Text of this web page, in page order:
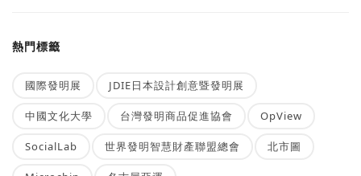
熱門標籤
國際發明展 JDIE日本設計創意暨發明展
中國文化大學 台灣發明商品促進協會 OpView
SocialLab 世界發明智慧財產聯盟總會 北市圖